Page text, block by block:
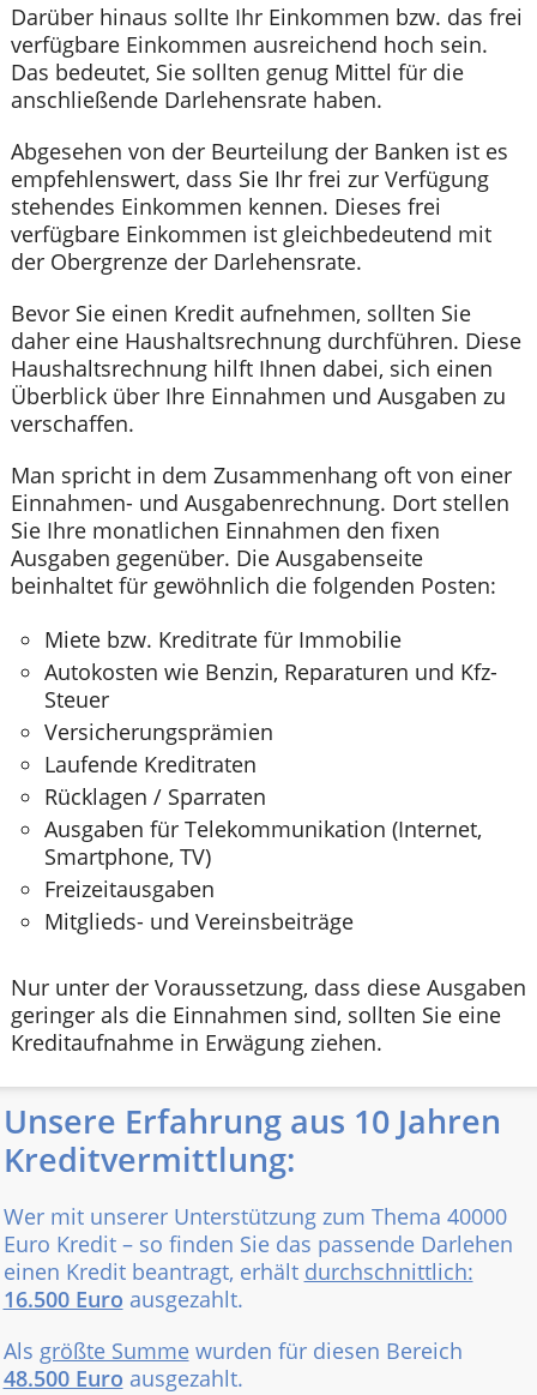
Darüber hinaus sollte Ihr Einkommen bzw. das frei
verfügbare Einkommen ausreichend hoch sein.
Das bedeutet, Sie sollten genug Mittel für die
anschließende Darlehensrate haben.
Abgesehen von der Beurteilung der Banken ist es
empfehlenswert, dass Sie Ihr frei zur Verfügung
stehendes Einkommen kennen. Dieses frei
verfügbare Einkommen ist gleichbedeutend mit
der Obergrenze der Darlehensrate.
Bevor Sie einen Kredit aufnehmen, sollten Sie
daher eine Haushaltsrechnung durchführen. Diese
Haushaltsrechnung hilft Ihnen dabei, sich einen
Überblick über Ihre Einnahmen und Ausgaben zu
verschaffen.
Man spricht in dem Zusammenhang oft von einer
Einnahmen- und Ausgabenrechnung. Dort stellen
Sie Ihre monatlichen Einnahmen den fixen
Ausgaben gegenüber. Die Ausgabenseite
beinhaltet für gewöhnlich die folgenden Posten:
Miete bzw. Kreditrate für Immobilie
Autokosten wie Benzin, Reparaturen und Kfz-
Steuer
Versicherungsprämien
Laufende Kreditraten
Rücklagen / Sparraten
Ausgaben für Telekommunikation (Internet,
Smartphone, TV)
Freizeitausgaben
Mitglieds- und Vereinsbeiträge
Nur unter der Voraussetzung, dass diese Ausgaben
geringer als die Einnahmen sind, sollten Sie eine
Kreditaufnahme in Erwägung ziehen.
Unsere Erfahrung aus 10 Jahren
Kreditvermittlung:
Wer mit unserer Unterstützung zum Thema 40000
Euro Kredit – so finden Sie das passende Darlehen
einen Kredit beantragt, erhält durchschnittlich:
16.500 Euro ausgezahlt.
Als größte Summewurden für diesen Bereich
48.500 Euro ausgezahlt.